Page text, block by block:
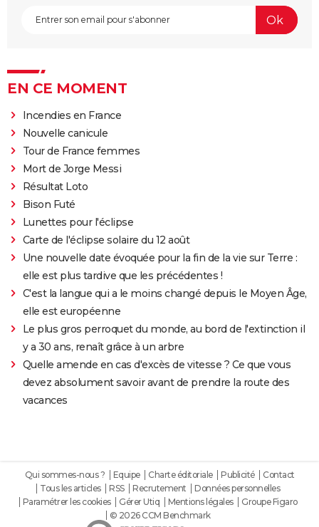
EN CE MOMENT
Incendies en France
Nouvelle canicule
Tour de France femmes
Mort de Jorge Messi
Résultat Loto
Bison Futé
Lunettes pour l'éclipse
Carte de l'éclipse solaire du 12 août
Une nouvelle date évoquée pour la fin de la vie sur Terre :
elle est plus tardive que les précédentes !
C'est la langue qui a le moins changé depuis le Moyen Âge,
elle est européenne
Le plus gros perroquet du monde, au bord de l'extinction il
y a 30 ans, renaît grâce à un arbre
Quelle amende en cas d'excès de vitesse ? Ce que vous
devez absolument savoir avant de prendre la route des
vacances
Qui sommes-nous ? Equipe Charte éditoriale Publicité
Contact
Tous les articles
RSS Recrutement
Données personnelles
Paramétrer les cookies
Gérer Utiq Mentions légales
Groupe Figaro
© 2026 CCM Benchmark